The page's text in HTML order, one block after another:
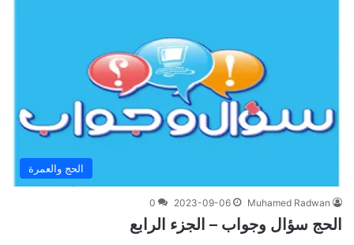
الحج والعمرة
Muhamed Radwan
2023-09-06
0
الحج سؤال وجواب – الجزء الرابع